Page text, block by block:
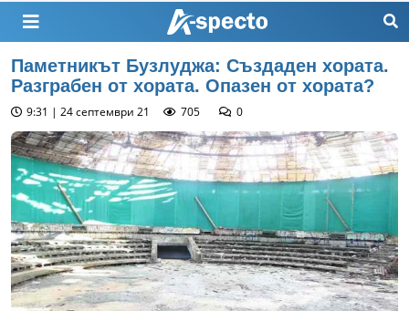
Паметникът Бузлуджа: Създаден хората.
Разграбен от хората. Опазен от хората?
9:31 | 24 септември 21 705 0